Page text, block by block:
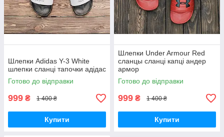
Шлепки Adidas Y-3 White
шлепки сланці тапочки aдідас
Готово до відправки
999 ₴ 1 400 ₴
Купити
Шлепки Under Armour Red
сланцы сланці капці aндер
армор
Готово до відправки
999 ₴ 1 400 ₴
Купити